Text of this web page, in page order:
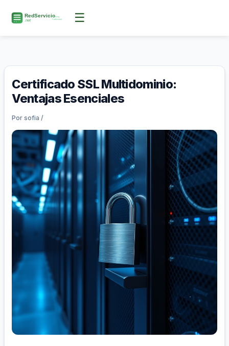
☰
Certificado SSL Multidominio:
Ventajas Esenciales
Porsofia/